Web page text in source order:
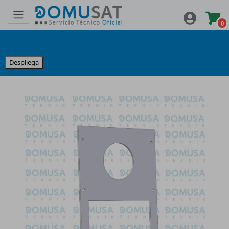
0
Despliega